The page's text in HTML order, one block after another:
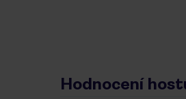
Hodnocení